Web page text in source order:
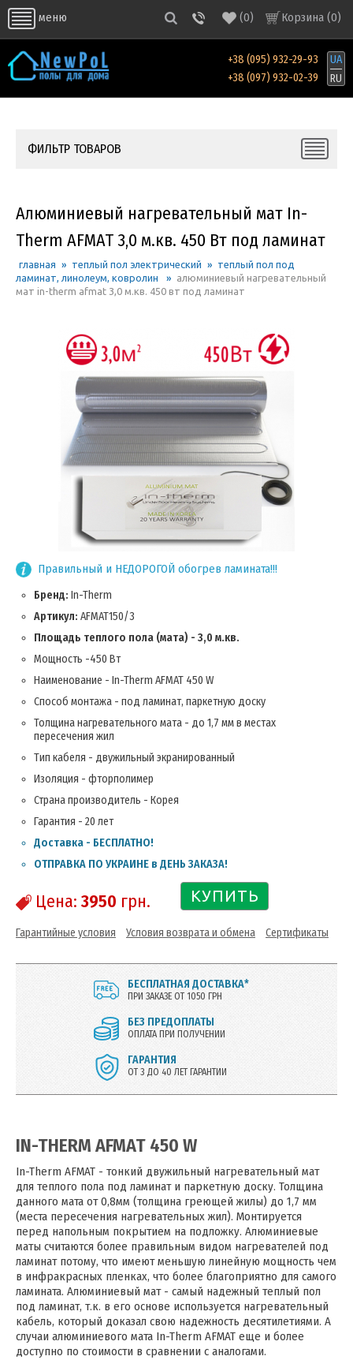
меню Корзина (0)
(0)
+38 (095) 932-29-93
+38 (097) 932-02-39
UA
RU
ФИЛЬТР ТОВАРОВ
Алюминиевый нагревательный мат In-
Therm AFMAT 3,0 м.кв. 450 Вт под ламинат
главная » теплый пол электрический » теплый пол под
ламинат, линолеум, ковролин
» алюминиевый нагревательный
мат in-therm afmat 3,0 м.кв. 450 вт под ламинат
Правильный и НЕДОРОГОЙ обогрев ламината!!!
Бренд: In-Therm
Артикул: AFMAT150/3
Площадь теплого пола (мата) - 3,0 м.кв.
Мощность -450 Вт
Наименование - In-Therm AFMAT 450 W
Способ монтажа - под ламинат, паркетную доску
Толщина нагревательного мата - до 1,7 мм в местах
пересечения жил
Тип кабеля - двужильный экранированный
Изоляция - фторполимер
Страна производитель - Корея
Гарантия - 20 лет
Доставка - БЕСПЛАТНО!
ОТПРАВКА ПО УКРАИНЕ в ДЕНЬ ЗАКАЗА!
Цена: 3950 грн. КУПИТЬ
Гарантийные условия Условия возврата и обмена Сертификаты
БЕСПЛАТНАЯ ДОСТАВКА*
ПРИ ЗАКАЗЕ ОТ 1050 ГРН
БЕЗ ПРЕДОПЛАТЫ
ОПЛАТА ПРИ ПОЛУЧЕНИИ
ГАРАНТИЯ
ОТ 3 ДО 40 ЛЕТ ГАРАНТИИ
IN-THERM AFMAT 450 W
In-Therm AFMAT - тонкий двужильный нагревательный мат
для теплого пола под ламинат и паркетную доску. Толщина
данного мата от 0,8мм (толщина греющей жилы) до 1,7 мм
(места пересечения нагревательных жил). Монтируется
перед напольным покрытием на подложку. Алюминиевые
маты считаются более правильным видом нагревателей под
ламинат потому, что имеют меньшую линейную мощность чем
в инфракрасных пленках, что более благоприятно для самого
ламината. Алюминиевый мат - самый надежный теплый пол
под ламинат, т.к. в его основе используется нагревательный
кабель, который доказал свою надежность десятилетиями. А
случаи алюминиевого мата In-Therm AFMAT еще и более
доступно по стоимости в сравнении с аналогами.